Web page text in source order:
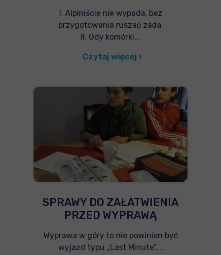
I. Alpiniście nie wypada, bez
przygotowania ruszać zada.
II. Gdy komórki...
Czytaj więcej ›
SPRAWY DO ZAŁATWIENIA
PRZED WYPRAWĄ
Wyprawa w góry to nie powinien być
wyjazd typu „Last Minute”,...